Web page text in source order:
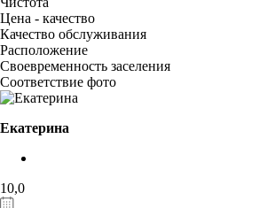
Цена - качество
Качество обслуживания
Расположение
Своевременность заселения
Соответствие фото
Екатерина
10,0